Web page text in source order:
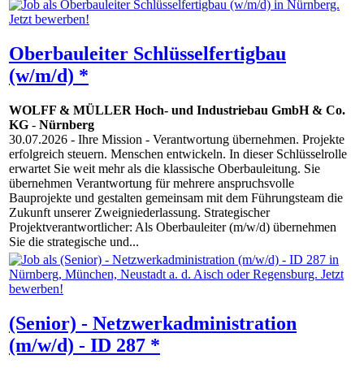
Oberbauleiter Schlüsselfertigbau
(w/m/d) *
WOLFF & MÜLLER Hoch- und Industriebau GmbH & Co.
KG - Nürnberg
30.07.2026 - Ihre Mission - Verantwortung übernehmen. Projekte
erfolgreich steuern. Menschen entwickeln. In dieser Schlüsselrolle
erwartet Sie weit mehr als die klassische Oberbauleitung. Sie
übernehmen Verantwortung für mehrere anspruchsvolle
Bauprojekte und gestalten gemeinsam mit dem Führungsteam die
Zukunft unserer Zweigniederlassung. Strategischer
Projektverantwortlicher: Als Oberbauleiter (m/w/d) übernehmen
Sie die strategische und...
(Senior) - Netzwerkadministration
(m/w/d) - ID 287 *